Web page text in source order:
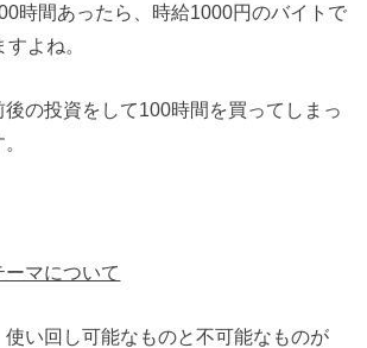
時間あったら、時給1000円のバイトで
よね。
の投資をして100時間を買ってしまっ
マについて
い回し可能なものと不可能なものが